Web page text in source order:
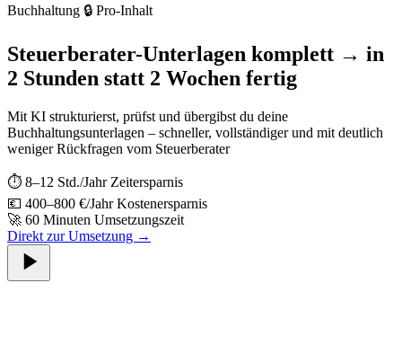
Buchhaltung 🔒 Pro-Inhalt
Steuerberater-Unterlagen komplett → in
2 Stunden statt 2 Wochen fertig
Mit KI strukturierst, prüfst und übergibst du deine
Buchhaltungsunterlagen – schneller, vollständiger und mit deutlich
weniger Rückfragen vom Steuerberater
⏱ 8–12 Std./Jahr Zeitersparnis
💶 400–800 €/Jahr Kostenersparnis
🚀 60 Minuten Umsetzungszeit
Direkt zur Umsetzung →